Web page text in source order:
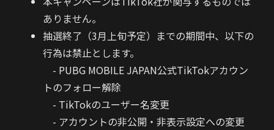
ありません。
抽選終了（3月上旬予定）までの期間中、以下の
行為は禁止とします。
- PUBG MOBILE JAPAN公式TikTokアカウン
トのフォロー解除
- TikTokのユーザー名変更
- アカウントの非公開・非表示設定への変更